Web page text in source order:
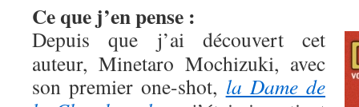
Ce que j’en pense :
Depuis que j’ai découvert cet
auteur, Minetaro Mochizuki, avec
son premier one-shot, la Dame de